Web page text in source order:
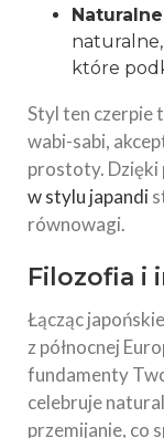
które
Styl ten czerpie
wabi-sabi,
prostoty. Dzięki
w stylu japandi
równowagi.
Filozofia i
Łącząc
z północnej
fundamenty
celebruje
przemijanie, co